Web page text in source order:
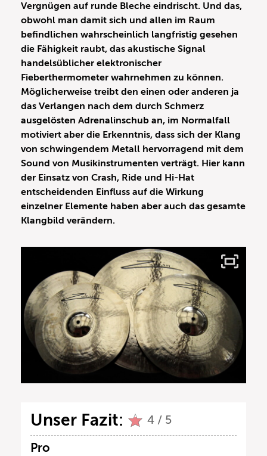
Vergnügen auf runde Bleche eindrischt. Und das,
obwohl man damit sich und allen im Raum
befindlichen wahrscheinlich langfristig gesehen
die Fähigkeit raubt, das akustische Signal
handelsüblicher elektronischer
Fieberthermometer wahrnehmen zu können.
Möglicherweise treibt den einen oder anderen ja
das Verlangen nach dem durch Schmerz
ausgelösten Adrenalinschub an, im Normalfall
motiviert aber die Erkenntnis, dass sich der Klang
von schwingendem Metall hervorragend mit dem
Sound von Musikinstrumenten verträgt. Hier kann
der Einsatz von Crash, Ride und Hi-Hat
entscheidenden Einfluss auf die Wirkung
einzelner Elemente haben aber auch das gesamte
Klangbild verändern.
Unser Fazit: 4 / 5
Pro